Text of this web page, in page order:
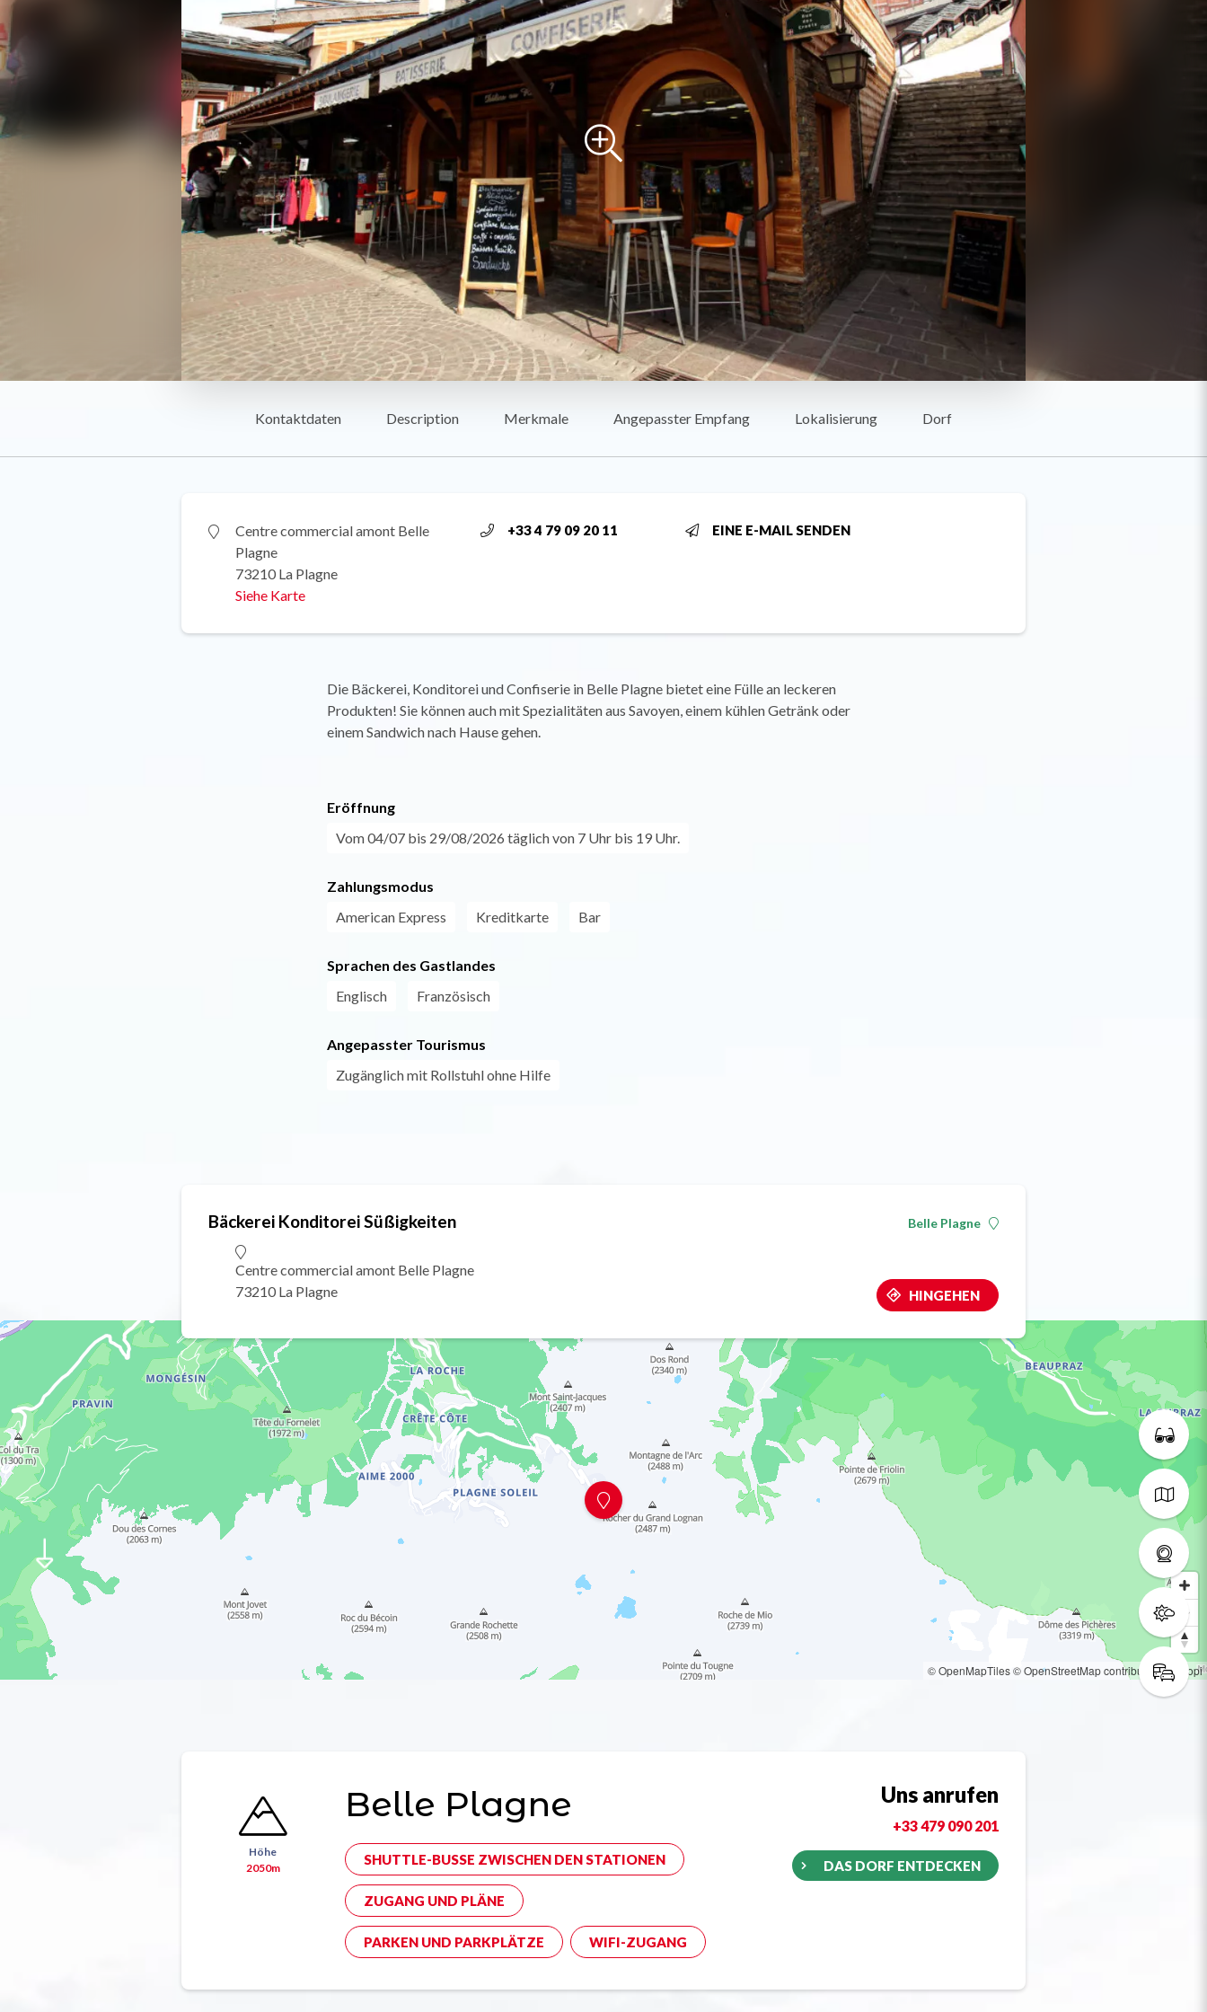
Kontaktdaten Description Merkmale Angepasster Empfang Lokalisierung Dorf
Centre commercial amont Belle
Plagne
73210 La Plagne
Siehe Karte
+33 4 79 09 20 11 EINE E-MAIL SENDEN
Die Bäckerei, Konditorei und Confiserie in Belle Plagne bietet eine Fülle an leckeren
Produkten! Sie können auch mit Spezialitäten aus Savoyen, einem kühlen Getränk oder
einem Sandwich nach Hause gehen.
Eröffnung
Vom 04/07 bis 29/08/2026 täglich von 7 Uhr bis 19 Uhr.
Zahlungsmodus
American Express
Kreditkarte Bar
Sprachen des Gastlandes
Englisch
Französisch
Angepasster Tourismus
Zugänglich mit Rollstuhl ohne Hilfe
Bäckerei Konditorei Süßigkeiten
Centre commercial amont Belle Plagne
73210 La Plagne
Belle Plagne
HINGEHEN
© OpenMapTiles© OpenStreetMap contributors© Loopi
Höhe
2050m
Belle Plagne
SHUTTLE-BUSSE ZWISCHEN DEN STATIONEN
ZUGANG UND PLÄNE
PARKEN UND PARKPLÄTZE WIFI-ZUGANG
Uns anrufen
+33 479 090 201
DAS DORF ENTDECKEN